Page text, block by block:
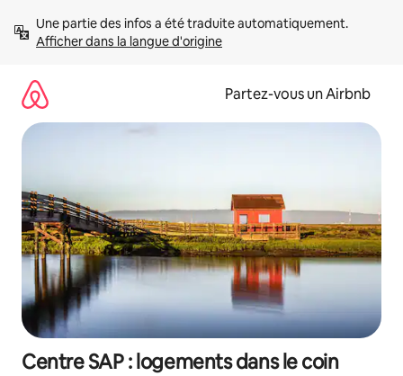
directement
Afficher dans la langue d'origine
Partez-vous un Airbnb
Centre SAP : logements dans le coin